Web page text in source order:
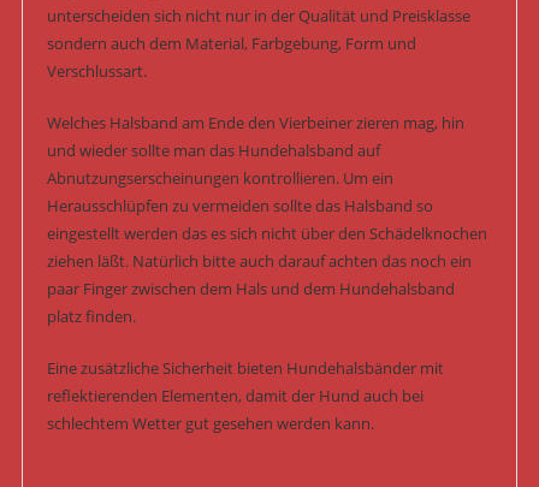
unterscheiden sich nicht nur in der Qualität und Preisklasse
sondern auch dem Material, Farbgebung, Form und
Verschlussart.
Welches Halsband am Ende den Vierbeiner zieren mag, hin
und wieder sollte man das Hundehalsband auf
Abnutzungserscheinungen kontrollieren. Um ein
Herausschlüpfen zu vermeiden sollte das Halsband so
eingestellt werden das es sich nicht über den Schädelknochen
ziehen läßt. Natürlich bitte auch darauf achten das noch ein
paar Finger zwischen dem Hals und dem Hundehalsband
platz finden.
Eine zusätzliche Sicherheit bieten Hundehalsbänder mit
reflektierenden Elementen, damit der Hund auch bei
schlechtem Wetter gut gesehen werden kann.